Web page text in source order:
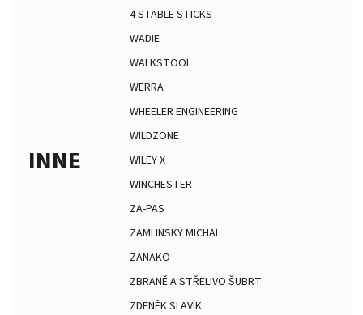
INNE
4 STABLE STICKS
WADIE
WALKSTOOL
WERRA
WHEELER ENGINEERING
WILDZONE
WILEY X
WINCHESTER
ZA-PAS
ZAMLINSKÝ MICHAL
ZANAKO
ZBRANĚ A STŘELIVO ŠUBRT
ZDENĚK SLAVÍK